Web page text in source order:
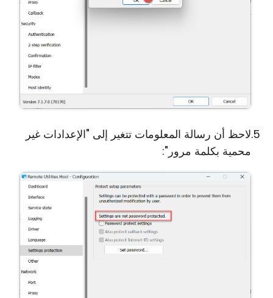
لاحظ أن رسالة المعلومات تتغير إلى "الإعدادات غير
محمية بكلمة مرور":